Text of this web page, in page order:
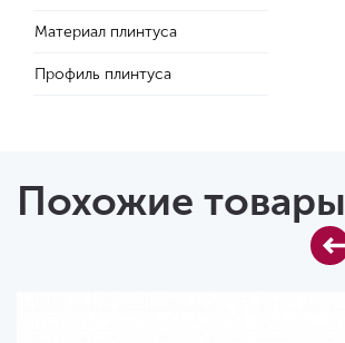
Материал плинтуса
Профиль плинтуса
Похожие товары